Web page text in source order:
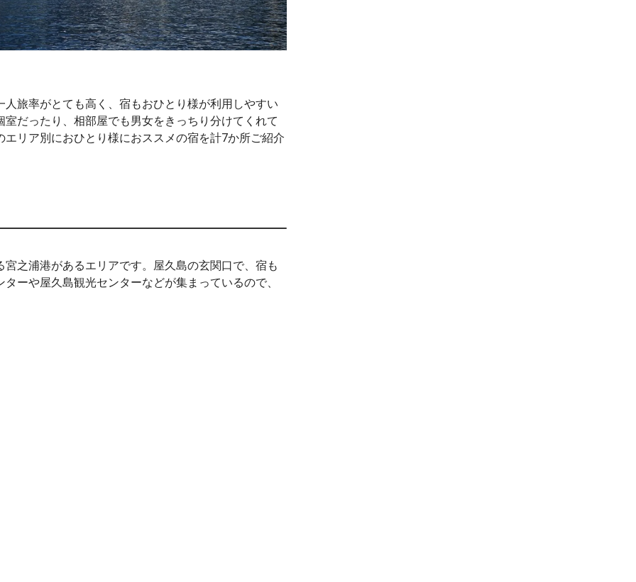
旅率がとても高く、宿もおひとり様が利用しやすい
だったり、相部屋でも男女をきっちり分けてくれて
リア別におひとり様におススメの宿を計7か所ご紹介
之浦港があるエリアです。屋久島の玄関口で、宿も
ーや屋久島観光センターなどが集まっているので、